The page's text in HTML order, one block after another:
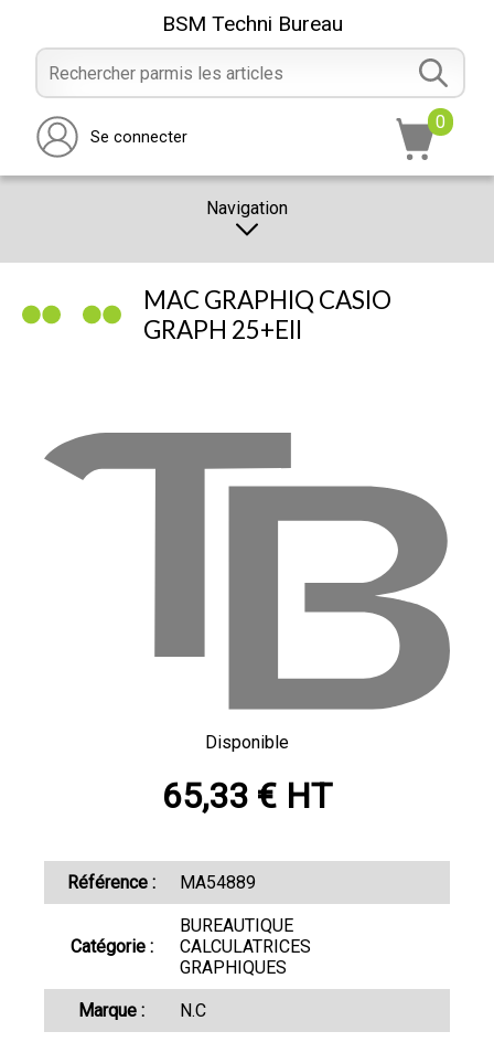
BSM Techni Bureau
Se connecter
0
Navigation
PROMOTION
MAC GRAPHIQ CASIO
GRAPH 25+EII
Disponible
65,33 € HT
Référence : MA54889
Catégorie :
BUREAUTIQUE
CALCULATRICES
GRAPHIQUES
Marque : N.C